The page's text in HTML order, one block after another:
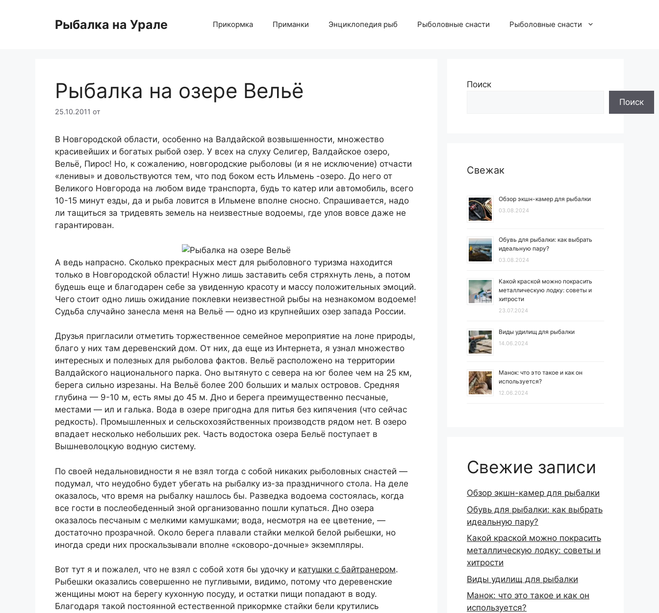
содержимомуРыбалка на Урале Прикормка Приманки Энциклопедия рыб Рыболовные снасти Рыболовные снасти
Рыбалка на озере Вельё
25.10.2011 от
В Новгородской области, особенно на Валдайской возвышенности, множество
красивейших и богатых рыбой озер. У всех на слуху Селигер, Валдайское озеро,
Вельё, Пирос! Но, к сожалению, новгородские рыболовы (и я не исключение) отчасти
«ленивы» и довольствуются тем, что под боком есть Ильмень -озеро. До него от
Великого Новгорода на любом виде транспорта, будь то катер или автомобиль, всего
10-15 минут езды, да и рыба ловится в Ильмене вполне сносно. Спрашивается, надо
ли тащиться за тридевять земель на неизвестные водоемы, где улов вовсе даже не
гарантирован.
А ведь напрасно. Сколько прекрасных мест для рыболовного туризма находится
только в Новгородской области! Нужно лишь заставить себя стряхнуть лень, а потом
будешь еще и благодарен себе за увиденную красоту и массу положительных эмоций.
Чего стоит одно лишь ожидание поклевки неизвестной рыбы на незнакомом водоеме!
Судьба случайно занесла меня на Вельё — одно из крупнейших озер запада России.
Друзья пригласили отметить торжественное семейное мероприятие на лоне природы,
благо у них там деревенский дом. От них, да еще из Интернета, я узнал множество
интересных и полезных для рыболова фактов. Вельё расположено на территории
Валдайского национального парка. Оно вытянуто с севера на юг более чем на 25 км,
берега сильно изрезаны. На Вельё более 200 больших и малых островов. Средняя
глубина — 9-10 м, есть ямы до 45 м. Дно и берега преимущественно песчаные,
местами — ил и галька. Вода в озере пригодна для питья без кипячения (что сейчас
редкость). Промышленных и сельскохозяйственных производств рядом нет. В озеро
впадает несколько небольших рек. Часть водостока озера Бельё поступает в
Вышневолоцкую водную систему.
По своей недальновидности я не взял тогда с собой никаких рыболовных снастей —
подумал, что неудобно будет убегать на рыбалку из-за праздничного стола. На деле
оказалось, что время на рыбалку нашлось бы. Разведка водоема состоялась, когда
все гости в послеобеденный зной организованно пошли купаться. Дно озера
оказалось песчаным с мелкими камушками; вода, несмотря на ее цветение, —
достаточно прозрачной. Около берега плавали стайки мелкой белой рыбешки, но
иногда среди них проскальзывали вполне «сковоро-дочные» экземпляры.
Вот тут я и пожалел, что не взял с собой хотя бы удочку и катушки с байтранером.
Рыбешки оказались совершенно не пугливыми, видимо, потому что деревенские
женщины моют на берегу кухонную посуду, и остатки пищи попадают в воду.
Благодаря такой постоянной естественной прикормке стайки бели крутились
Поиск
Поиск
Свежак
Обзор экшн-камер для рыбалки
03.08.2024
Обувь для рыбалки: как выбрать
идеальную пару?
03.08.2024
Какой краской можно покрасить
металлическую лодку: советы и
хитрости
23.07.2024
Виды удилищ для рыбалки
14.06.2024
Манок: что это такое и как он
используется?
12.06.2024
Свежие записи
Обзор экшн-камер для рыбалки
Обувь для рыбалки: как выбрать
идеальную пару?
Какой краской можно покрасить
металлическую лодку: советы и
хитрости
Виды удилищ для рыбалки
Манок: что это такое и как он
используется?